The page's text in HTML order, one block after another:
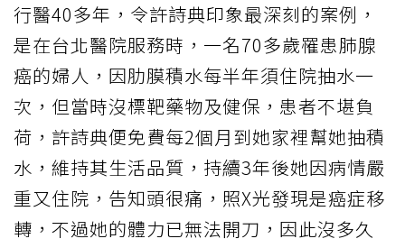
行醫40多年，令許詩典印象最深刻的案例，
是在台北醫院服務時，一名70多歲罹患肺腺
癌的婦人，因肋膜積水每半年須住院抽水一
次，但當時沒標靶藥物及健保，患者不堪負
荷，許詩典便免費每2個月到她家裡幫她抽積
水，維持其生活品質，持續3年後她因病情嚴
重又住院，告知頭很痛，照X光發現是癌症移
轉，不過她的體力已無法開刀，因此沒多久